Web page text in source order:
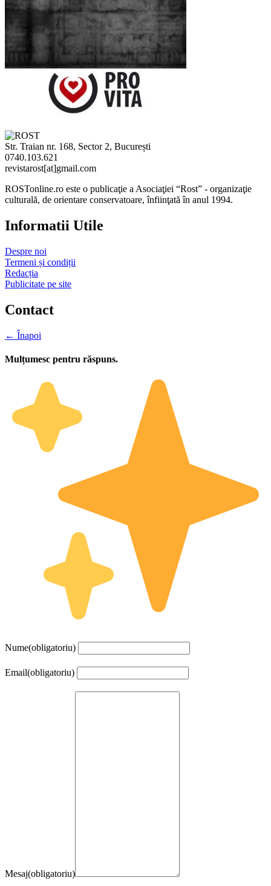
Str. Traian nr. 168, Sector 2, București
0740.103.621
revistarost[at]gmail.com
ROSTonline.ro este o publicaţie a Asociaţiei “Rost” - organizaţie
culturală, de orientare conservatoare, înfiinţată în anul 1994.
Informatii Utile
Despre noi
Termeni și condiții
Redacția
Publicitate pe site
Contact
← Înapoi
Mulțumesc pentru răspuns.
Nume(obligatoriu)
Email(obligatoriu)
Mesaj(obligatoriu)